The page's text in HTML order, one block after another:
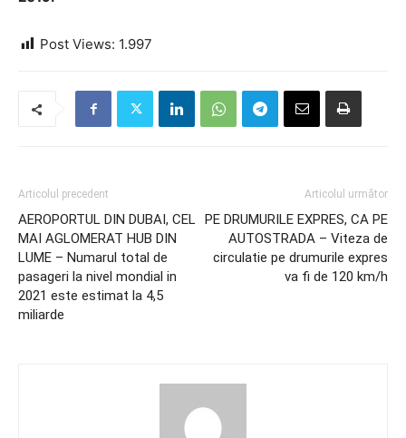
Post Views: 1.997
Articolul precedent
AEROPORTUL DIN DUBAI, CEL
MAI AGLOMERAT HUB DIN
LUME – Numarul total de
pasageri la nivel mondial in
2021 este estimat la 4,5
miliarde
Articolul următor
PE DRUMURILE EXPRES, CA PE
AUTOSTRADA – Viteza de
circulatie pe drumurile expres
va fi de 120 km/h